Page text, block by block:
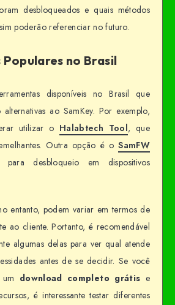
desbloqueados e quais métodos
poderão referenciar no futuro.
no Brasil
disponíveis no Brasil que
ao SamKey. Por exemplo,
utilizar o Halabtech Tool, que
Outra opção é oSamFW
desbloqueio em dispositivos
entanto, podem variar em termos de
ao cliente. Portanto, é recomendável
algumas delas para ver qual atende
antes de se decidir. Se você
download completo grátis e
é interessante testar diferentes